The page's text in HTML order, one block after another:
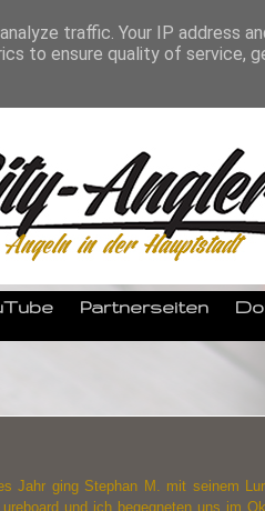
Partnerseiten
Jahr ging Stephan M. mit seinem
und ich begegneten uns im
traffic. Your IP address
to ensure quality of service,